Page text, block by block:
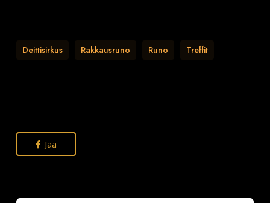
Deittisirkus Rakkausruno Runo Treffit
Jaa